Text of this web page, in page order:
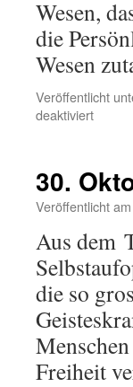
Wesen,
die
Wesen
Veröffentlicht
deaktiviertfür
Über
sich
30.
Veröffentlicht am
Aus dem
die so
Freiheit